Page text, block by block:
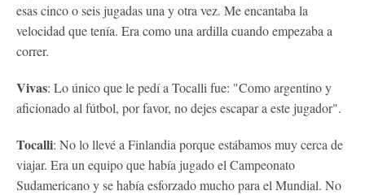
esas cinco o seis jugadas una y otra vez. Me encantaba la
velocidad que tenía. Era como una ardilla cuando empezaba a
correr.
Vivas: Lo único que le pedí a Tocalli fue: "Como argentino y
aficionado al fútbol, ​​por favor, no dejes escapar a este jugador".
Tocalli: No lo llevé a Finlandia porque estábamos muy cerca de
viajar. Era un equipo que había jugado el Campeonato
Sudamericano y se había esforzado mucho para el Mundial. No